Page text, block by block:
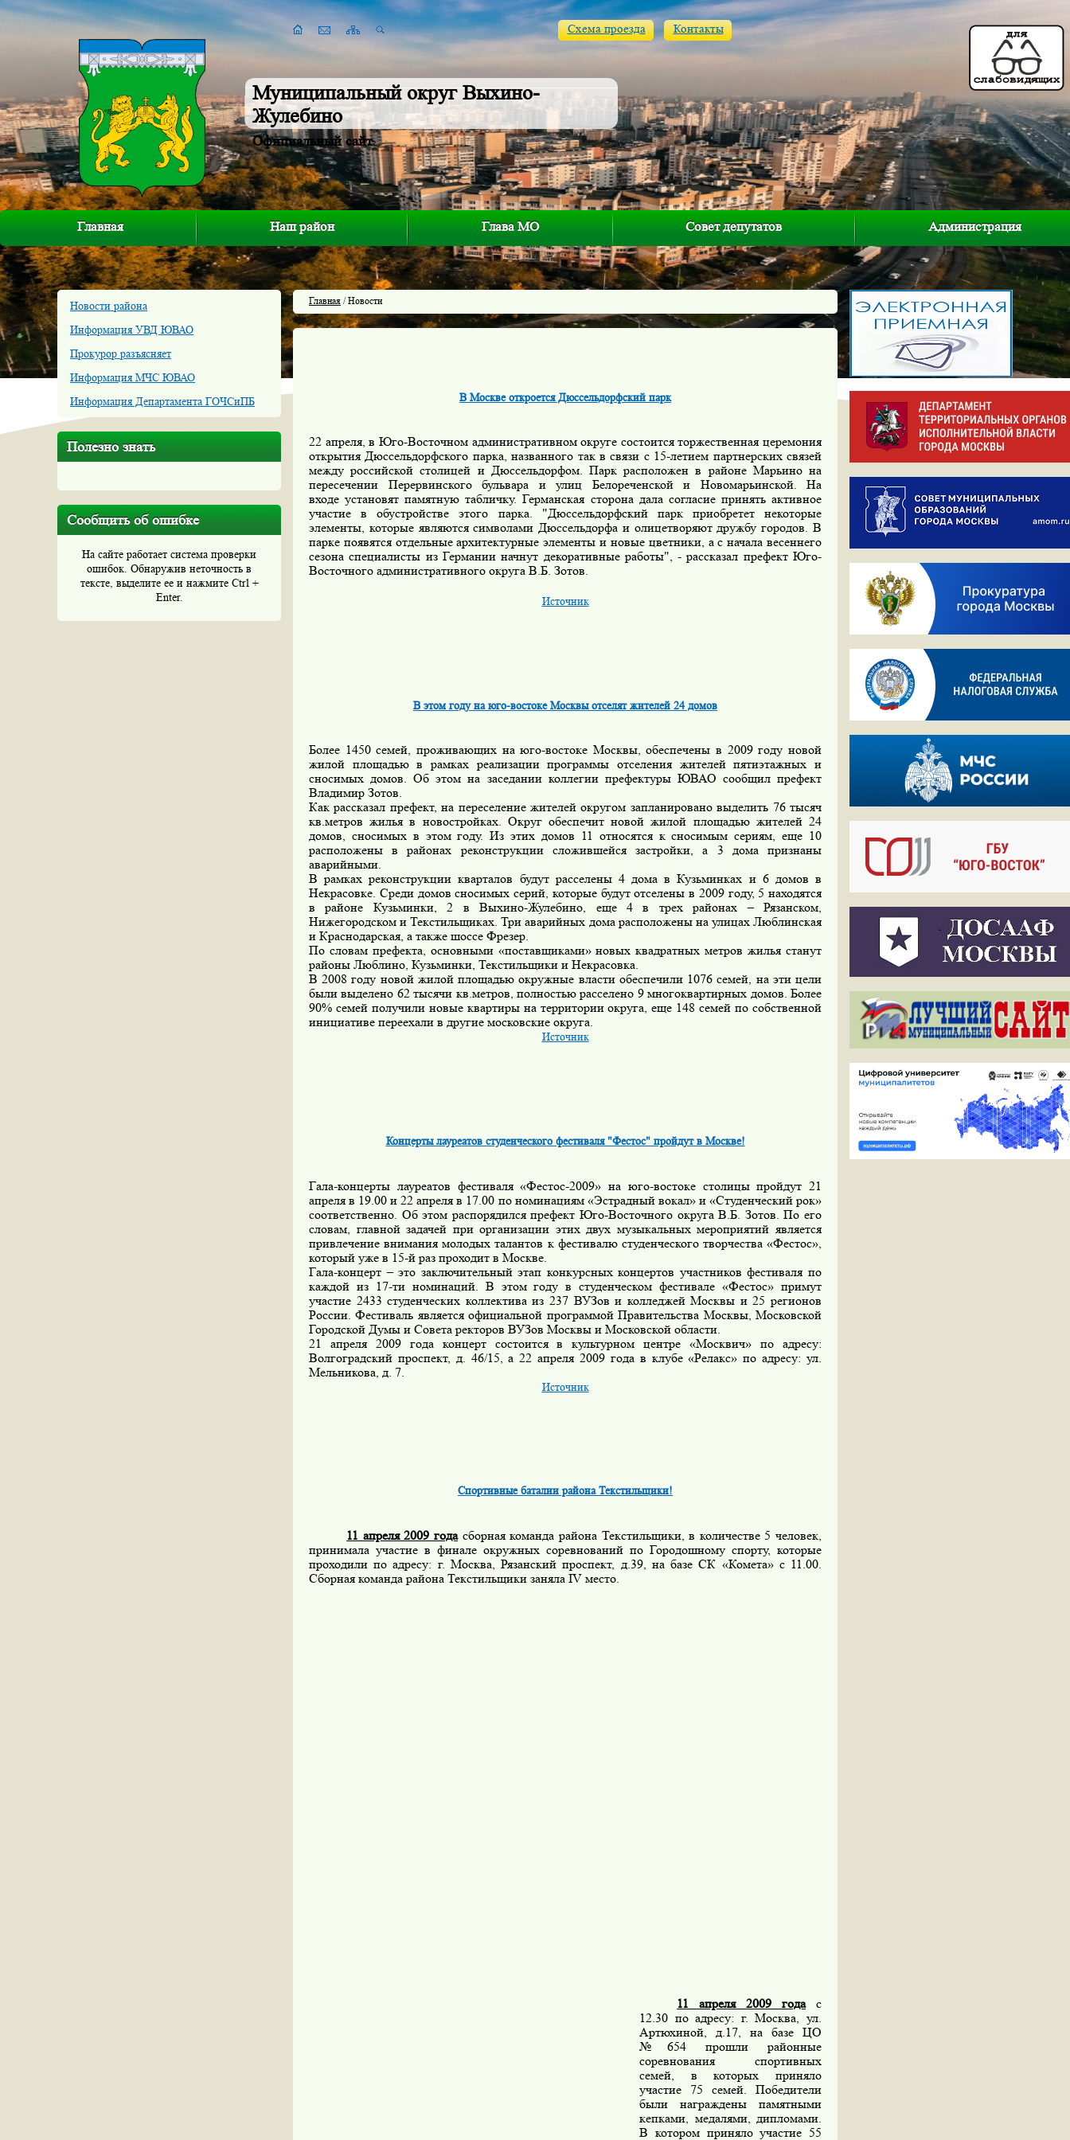
Муниципальный округ Выхино-
Жулебино
Официальный сайт
Схема проезда Контакты
Главная Наш район Глава МО Совет депутатов Администрация
Новости района
Информация УВД ЮВАО
Прокурор разъясняет
Информация МЧС ЮВАО
Информация Департамента ГОЧСиПБ
Полезно знать
Сообщить об ошибке
На сайте работает система проверки
ошибок. Обнаружив неточность в
тексте, выделите ее и нажмите Ctrl +
Enter.
Главная / Новости
В Москве откроется Дюссельдорфский парк
22 апреля, в Юго-Восточном административном округе состоится торжественная церемония
открытия Дюссельдорфского парка, названного так в связи с 15-летием партнерских связей
между российской столицей и Дюссельдорфом. Парк расположен в районе Марьино на
пересечении Перервинского бульвара и улиц Белореченской и Новомарьинской. На
входе установят памятную табличку. Германская сторона дала согласие принять активное
участие в обустройстве этого парка. "Дюссельдорфский парк приобретет некоторые
элементы, которые являются символами Дюссельдорфа и олицетворяют дружбу городов. В
парке появятся отдельные архитектурные элементы и новые цветники, а с начала весеннего
сезона специалисты из Германии начнут декоративные работы", - рассказал префект Юго-
Восточного административного округа В.Б. Зотов.
Источник
В этом году на юго-востоке Москвы отселят жителей 24 домов
Более 1450 семей, проживающих на юго-востоке Москвы, обеспечены в 2009 году новой
жилой площадью в рамках реализации программы отселения жителей пятиэтажных и
сносимых домов. Об этом на заседании коллегии префектуры ЮВАО сообщил префект
Владимир Зотов.
Как рассказал префект, на переселение жителей округом запланировано выделить 76 тысяч
кв.метров жилья в новостройках. Округ обеспечит новой жилой площадью жителей 24
домов, сносимых в этом году. Из этих домов 11 относятся к сносимым сериям, еще 10
расположены в районах реконструкции сложившейся застройки, а 3 дома признаны
аварийными.
В рамках реконструкции кварталов будут расселены 4 дома в Кузьминках и 6 домов в
Некрасовке. Среди домов сносимых серий, которые будут отселены в 2009 году, 5 находятся
в районе Кузьминки, 2 в Выхино-Жулебино, еще 4 в трех районах – Рязанском,
Нижегородском и Текстильщиках. Три аварийных дома расположены на улицах Люблинская
и Краснодарская, а также шоссе Фрезер.
По словам префекта, основными «поставщиками» новых квадратных метров жилья станут
районы Люблино, Кузьминки, Текстильщики и Некрасовка.
В 2008 году новой жилой площадью окружные власти обеспечили 1076 семей, на эти цели
были выделено 62 тысячи кв.метров, полностью расселено 9 многоквартирных домов. Более
90% семей получили новые квартиры на территории округа, еще 148 семей по собственной
инициативе переехали в другие московские округа.
Источник
Концерты лауреатов студенческого фестиваля "Фестос" пройдут в Москве!
Гала-концерты лауреатов фестиваля «Фестос-2009» на юго-востоке столицы пройдут 21
апреля в 19.00 и 22 апреля в 17.00 по номинациям «Эстрадный вокал» и «Студенческий рок»
соответственно. Об этом распорядился префект Юго-Восточного округа В.Б. Зотов. По его
словам, главной задачей при организации этих двух музыкальных мероприятий является
привлечение внимания молодых талантов к фестивалю студенческого творчества «Фестос»,
который уже в 15-й раз проходит в Москве.
Гала-концерт – это заключительный этап конкурсных концертов участников фестиваля по
каждой из 17-ти номинаций. В этом году в студенческом фестивале «Фестос» примут
участие 2433 студенческих коллектива из 237 ВУЗов и колледжей Москвы и 25 регионов
России. Фестиваль является официальной программой Правительства Москвы, Московской
Городской Думы и Совета ректоров ВУЗов Москвы и Московской области.
21 апреля 2009 года концерт состоится в культурном центре «Москвич» по адресу:
Волгоградский проспект, д. 46/15, а 22 апреля 2009 года в клубе «Релакс» по адресу: ул.
Мельникова, д. 7.
Источник
Спортивные баталии района Текстильщики!
11 апреля 2009 годасборная команда района Текстильщики, в количестве 5 человек,
принимала участие в финале окружных соревнований по Городошному спорту, которые
проходили по адресу: г. Москва, Рязанский проспект, д.39, на базе СК «Комета» с 11.00.
Сборная команда района Текстильщики заняла IV место.
11 апреля 2009 годас
12.30 по адресу: г. Москва, ул.
Артюхиной, д.17, на базе ЦО
№654 прошли районные
соревнования спортивных
семей, в которых приняло
участие 75 семей. Победители
были награждены памятными
кепками, медалями, дипломами.
В котором приняло участие 55